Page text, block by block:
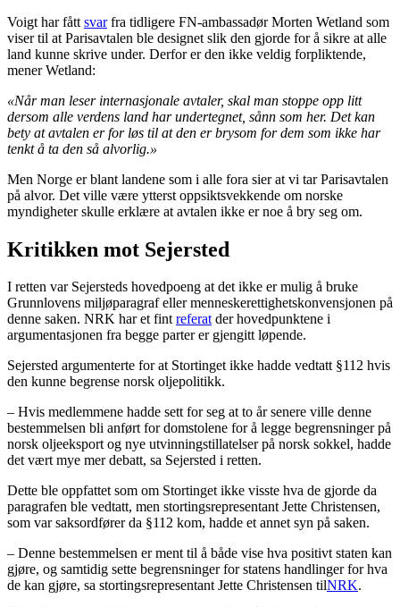
Voigt har fått svarfra tidligere FN-ambassadør Morten Wetland som
viser til at Parisavtalen ble designet slik den gjorde for å sikre at alle
land kunne skrive under. Derfor er den ikke veldig forpliktende,
mener Wetland:
«Når man leser internasjonale avtaler, skal man stoppe opp litt
dersom alle verdens land har undertegnet, sånn som her. Det kan
bety at avtalen er for løs til at den er brysom for dem som ikke har
tenkt å ta den så alvorlig.»
Men Norge er blant landene som i alle fora sier at vi tar Parisavtalen
på alvor. Det ville være ytterst oppsiktsvekkende om norske
myndigheter skulle erklære at avtalen ikke er noe å bry seg om.
Kritikken mot Sejersted
I retten var Sejersteds hovedpoeng at det ikke er mulig å bruke
Grunnlovens miljøparagraf eller menneskerettighetskonvensjonen på
denne saken. NRK har et fintreferatder hovedpunktene i
argumentasjonen fra begge parter er gjengitt løpende.
Sejersted argumenterte for at Stortinget ikke hadde vedtatt §112 hvis
den kunne begrense norsk oljepolitikk.
– Hvis medlemmene hadde sett for seg at to år senere ville denne
bestemmelsen bli anført for domstolene for å legge begrensninger på
norsk oljeeksport og nye utvinningstillatelser på norsk sokkel, hadde
det vært mye mer debatt, sa Sejersted i retten.
Dette ble oppfattet som om Stortinget ikke visste hva de gjorde da
paragrafen ble vedtatt, men stortingsrepresentant Jette Christensen,
som var saksordfører da §112 kom, hadde et annet syn på saken.
– Denne bestemmelsen er ment til å både vise hva positivt staten kan
gjøre, og samtidig sette begrensninger for statens handlinger for hva
de kan gjøre, sa stortingsrepresentant Jette Christensen tilNRK.